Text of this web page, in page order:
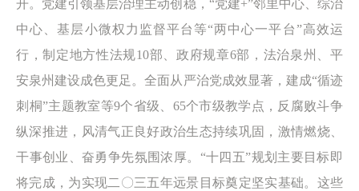
开。党建引领基层治理主动创稳，“党建+”邻里中心、综治
中心、基层小微权力监督平台等“两中心一平台”高效运
行，制定地方性法规10部、政府规章6部，法治泉州、平
安泉州建设成色更足。全面从严治党成效显著，建成“循迹
刺桐”主题教室等9个省级、65个市级教学点，反腐败斗争
纵深推进，风清气正良好政治生态持续巩固，激情燃烧、
干事创业、奋勇争先氛围浓厚。“十四五”规划主要目标即
将完成，为实现二〇三五年远景目标奠定坚实基础。这些